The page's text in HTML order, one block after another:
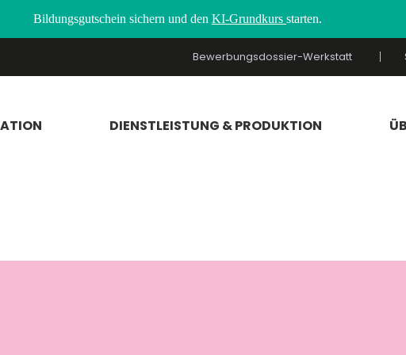
Bildungsgutschein sichern und den KI-Grundkurs starten.
Bewerbungsdossier-Werkstatt
DIENSTLEISTUNG & PRODUKTION